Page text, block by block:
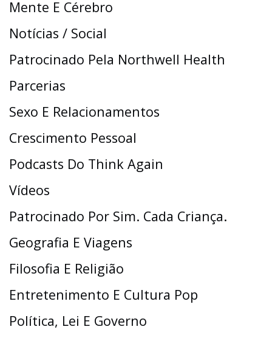
Mente E Cérebro
Notícias / Social
Patrocinado Pela Northwell Health
Parcerias
Sexo E Relacionamentos
Crescimento Pessoal
Podcasts Do Think Again
Vídeos
Patrocinado Por Sim. Cada Criança.
Geografia E Viagens
Filosofia E Religião
Entretenimento E Cultura Pop
Política, Lei E Governo